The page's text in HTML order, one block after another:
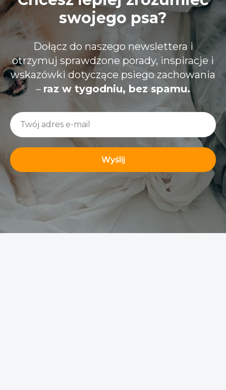
swojego psa?
Dołącz do naszego newslettera i
otrzymuj sprawdzone porady, inspiracje i
wskazówki dotyczące psiego zachowania
– raz w tygodniu, bez spamu.
Wyślij